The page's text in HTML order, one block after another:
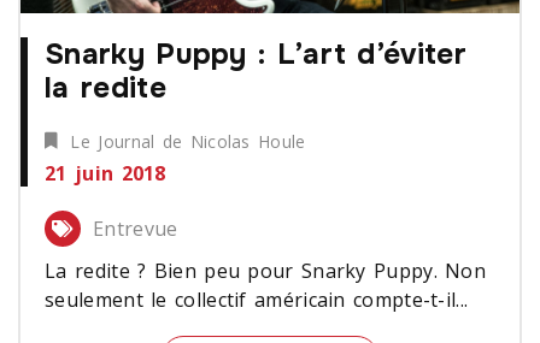
Snarky Puppy : L’art d’éviter
la redite
Le Journal de Nicolas Houle
21 juin 2018
Entrevue
La redite ? Bien peu pour Snarky Puppy. Non
seulement le collectif américain compte-t-il...